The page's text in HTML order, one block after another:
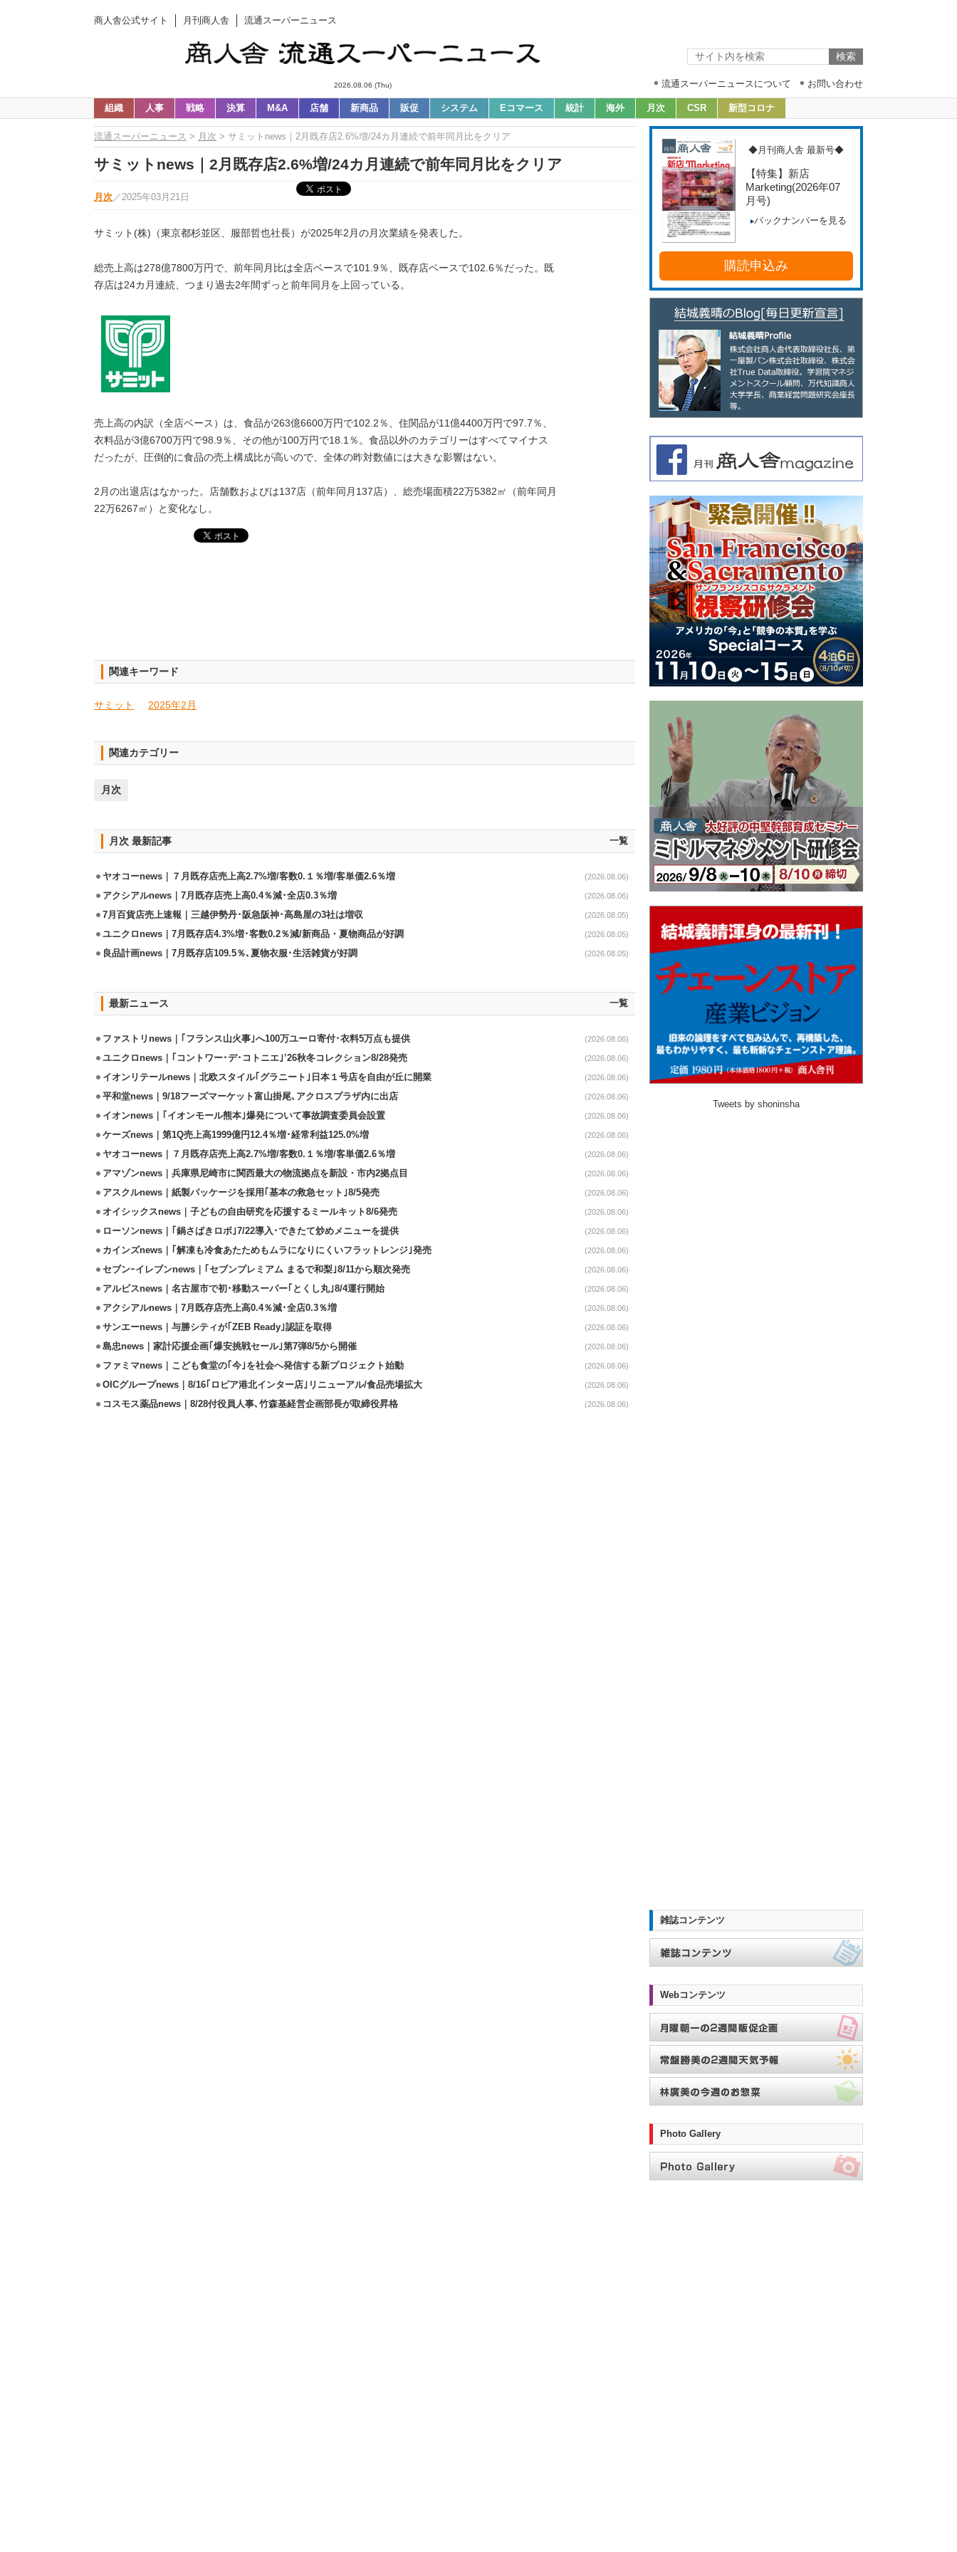
商人舎公式サイト 月刊商人舎 流通スーパーニュース
2026.08.06 (Thu) 流通スーパーニュースについて お問い合わせ
組織 人事 戦略 決算 M&A 店舗 新商品 販促 システム Eコマース 統計 海外 月次 CSR 新型コロナ
流通スーパーニュース > 月次 > サミットnews｜2月既存店2.6%増/24カ月連続で前年同月比をクリア
サミットnews｜2月既存店2.6%増/24カ月連続で前年同月比をクリア
月次 ／ 2025年03月21日
サミット(株)（東京都杉並区、服部哲也社長）が2025年2月の月次業績を発表した。
総売上高は278億7800万円で、前年同月比は全店ベースで101.9％、既存店ベースで102.6％だった。既
存店は24カ月連続、つまり過去2年間ずっと前年同月を上回っている。
売上高の内訳（全店ベース）は、食品が263億6600万円で102.2％、住関品が11億4400万円で97.7％、
衣料品が3億6700万円で98.9％、その他が100万円で18.1％。食品以外のカテゴリーはすべてマイナス
だったが、圧倒的に食品の売上構成比が高いので、全体の昨対数値には大きな影響はない。
2月の出退店はなかった。店舗数およびは137店（前年同月137店）、総売場面積22万5382㎡（前年同月
22万6267㎡）と変化なし。
関連キーワード
サミット 2025年2月
関連カテゴリー
月次
月次 最新記事 一覧
ヤオコーnews｜７月既存店売上高2.7%増/客数0.１％増/客単価2.6％増 (2026.08.06)
アクシアルnews｜7月既存店売上高0.4％減･全店0.3％増 (2026.08.06)
7月百貨店売上速報｜三越伊勢丹･阪急阪神･高島屋の3社は増収 (2026.08.05)
ユニクロnews｜7月既存店4.3%増･客数0.2％減/新商品・夏物商品が好調 (2026.08.05)
良品計画news｜7月既存店109.5％､夏物衣服･生活雑貨が好調 (2026.08.05)
最新ニュース 一覧
ファストリnews｜｢フランス山火事｣へ100万ユーロ寄付･衣料5万点も提供 (2026.08.06)
ユニクロnews｜｢コントワー･デ･コトニエ｣’26秋冬コレクション8/28発売 (2026.08.06)
イオンリテールnews｜北欧スタイル｢グラニート｣日本１号店を自由が丘に開業 (2026.08.06)
平和堂news｜9/18フーズマーケット富山掛尾､アクロスプラザ内に出店 (2026.08.06)
イオンnews｜｢イオンモール熊本｣爆発について事故調査委員会設置 (2026.08.06)
ケーズnews｜第1Q売上高1999億円12.4％増･経常利益125.0%増 (2026.08.06)
ヤオコーnews｜７月既存店売上高2.7%増/客数0.１％増/客単価2.6％増 (2026.08.06)
アマゾンnews｜兵庫県尼崎市に関西最大の物流拠点を新設・市内2拠点目 (2026.08.06)
アスクルnews｜紙製パッケージを採用｢基本の救急セット｣8/5発売 (2026.08.06)
オイシックスnews｜子どもの自由研究を応援するミールキット8/6発売 (2026.08.06)
ローソンnews｜｢鍋さばきロボ｣7/22導入･できたて炒めメニューを提供 (2026.08.06)
カインズnews｜｢解凍も冷食あたためもムラになりにくいフラットレンジ｣発売 (2026.08.06)
セブンｰイレブンnews｜｢セブンプレミアム まるで和梨｣8/11から順次発売 (2026.08.06)
アルビスnews｜名古屋市で初･移動スーパー｢とくし丸｣8/4運行開始 (2026.08.06)
アクシアルnews｜7月既存店売上高0.4％減･全店0.3％増 (2026.08.06)
サンエーnews｜与勝シティが｢ZEB Ready｣認証を取得 (2026.08.06)
島忠news｜家計応援企画｢爆安挑戦セール｣第7弾8/5から開催 (2026.08.06)
ファミマnews｜こども食堂の｢今｣を社会へ発信する新プロジェクト始動 (2026.08.06)
OICグループnews｜8/16｢ロピア港北インター店｣リニューアル/食品売場拡大 (2026.08.06)
コスモス薬品news｜8/28付役員人事､竹森基経営企画部長が取締役昇格 (2026.08.06)
◆月刊商人舎 最新号◆
【特集】新店
Marketing(2026年07
月号)
バックナンバーを見る
購読申込み
Tweets by shoninsha
雑誌コンテンツ
Webコンテンツ
Photo Gallery